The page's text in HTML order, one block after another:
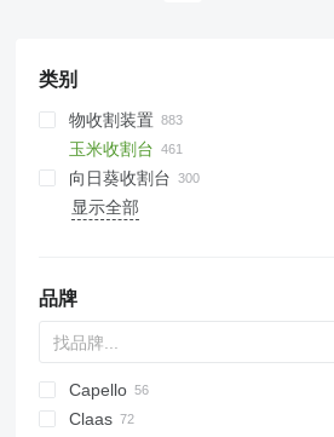
类别
物收割装置
玉米收割台
向日葵收割台
显示全部
品牌
Capello
Diamant
1083
Claas